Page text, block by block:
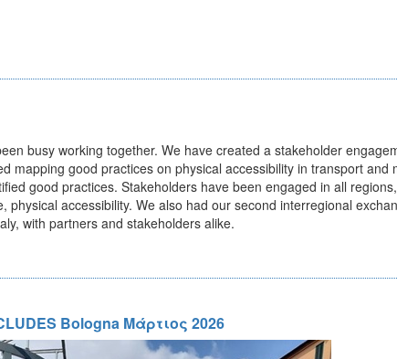
busy working together. We have created a stakeholder
mapping good practices on physical accessibility in transport and
good practices. Stakeholders have been engaged in all
physical accessibility. We also had our second interregional
with partners and stakeholders alike.
Bologna Μάρτιος 2026